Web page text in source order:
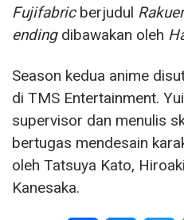
Fujifabricberjudul
endingdibawakan oleh
Season kedua anime
di TMS Entertainment.
supervisor dan menulis
bertugas mendesain
oleh Tatsuya Kato,
Kanesaka.